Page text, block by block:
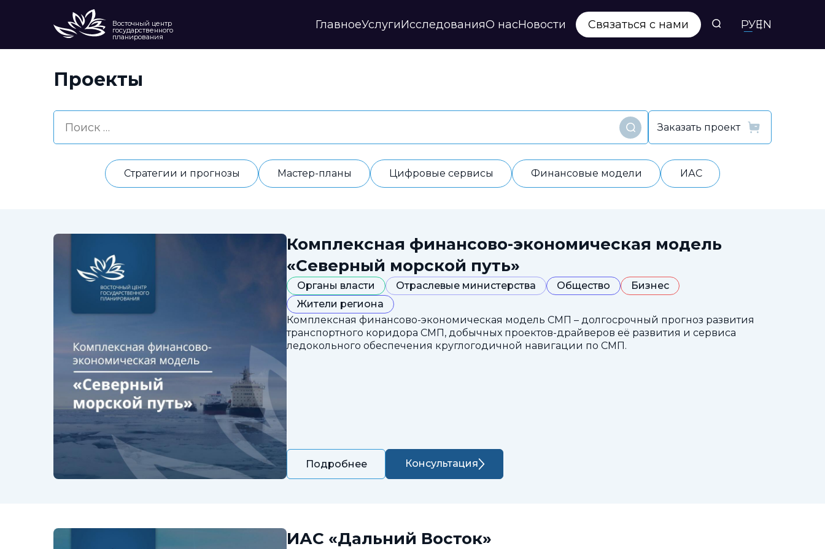
Восточный центр
государственного
планирования
ГлавноеУслуги
Финансовые модели
Исследования
Профили регионов
О нас
Документы
Новости Связаться с нами РУEN
Проекты
НайтиЗаказать проект
Стратегии и прогнозы Мастер-планы Цифровые сервисы Финансовые модели ИАС
Комплексная финансово-экономическая модель
«Северный морской путь»
Органы власти Отраслевые министерства Общество
Бизнес
Жители региона
Комплексная финансово-экономическая модель СМП – долгосрочный прогноз развития
транспортного коридора СМП, добычных проектов-драйверов её развития и сервиса
ледокольного обеспечения круглогодичной навигации по СМП.
Подробнее Консультация
ИАС «Дальний Восток»